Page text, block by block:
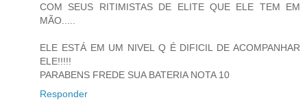
COM SEUS RITIMISTAS DE ELITE QUE ELE TEM EM
MÃO.....
ELE ESTÁ EM UM NIVEL Q É DIFICIL DE ACOMPANHAR
ELE!!!!!
PARABENS FREDE SUA BATERIA NOTA 10
Responder